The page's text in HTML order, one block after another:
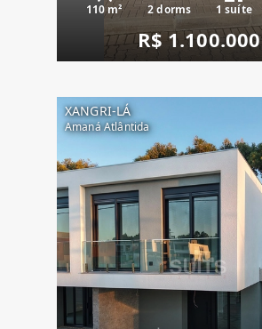
110 m² 2 dorms 1 suíte
R$ 1.100.000
XANGRI-LÁ
Amaná Atlântida